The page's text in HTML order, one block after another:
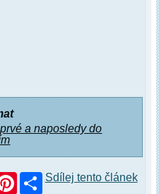
a naposledy do
PinterestSdílej tento článek